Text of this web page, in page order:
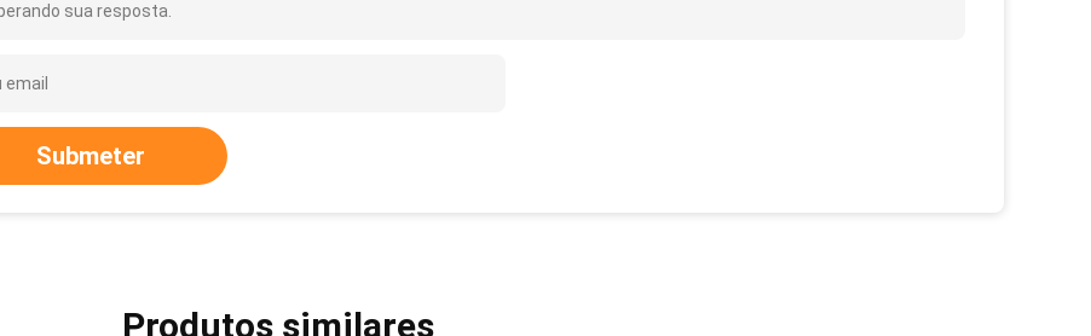
sua resposta.
Submeter
Produtos similares